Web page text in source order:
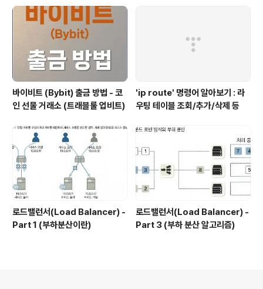
바이비트 (Bybit) 출금 방법 - 코
인 선물 거래소 (트래블룰 업비트)
'ip route' 명령어 알아보기 : 라
우팅 테이블 조회/추가/삭제 등
로드밸런서(Load Balancer) -
Part 1 (부하분산이란)
로드밸런서(Load Balancer) -
Part 3 (부하 분산 알고리즘)